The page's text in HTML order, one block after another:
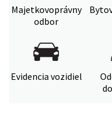
Majetkovoprávny
odbor
Evidencia vozidiel